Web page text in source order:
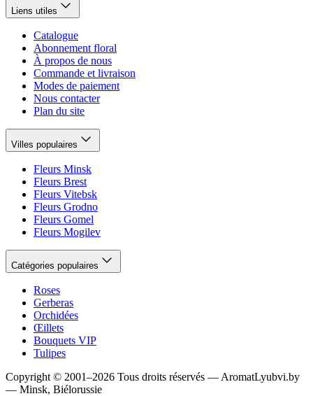
Liens utiles
Catalogue
Abonnement floral
À propos de nous
Commande et livraison
Modes de paiement
Nous contacter
Plan du site
Villes populaires
Fleurs Minsk
Fleurs Brest
Fleurs Vitebsk
Fleurs Grodno
Fleurs Gomel
Fleurs Mogilev
Catégories populaires
Roses
Gerberas
Orchidées
Œillets
Bouquets VIP
Tulipes
Copyright © 2001–2026 Tous droits réservés — AromatLyubvi.by
— Minsk, Biélorussie